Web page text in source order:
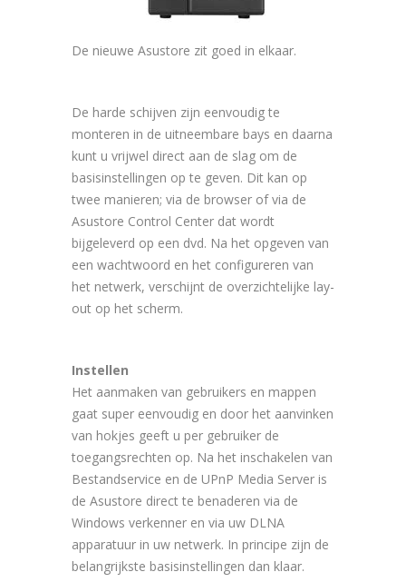
De nieuwe Asustore zit goed in elkaar.
De harde schijven zijn eenvoudig te
monteren in de uitneembare bays en daarna
kunt u vrijwel direct aan de slag om de
basisinstellingen op te geven. Dit kan op
twee manieren; via de browser of via de
Asustore Control Center dat wordt
bijgeleverd op een dvd. Na het opgeven van
een wachtwoord en het configureren van
het netwerk, verschijnt de overzichtelijke lay-
out op het scherm.
Instellen
Het aanmaken van gebruikers en mappen
gaat super eenvoudig en door het aanvinken
van hokjes geeft u per gebruiker de
toegangsrechten op. Na het inschakelen van
Bestandservice en de UPnP Media Server is
de Asustore direct te benaderen via de
Windows verkenner en via uw DLNA
apparatuur in uw netwerk. In principe zijn de
belangrijkste basisinstellingen dan klaar.